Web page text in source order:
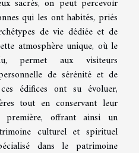
sacrés, on peut percevoir
qui les ont habités, priés
de vie dédiée et de
atmosphère unique, où le
permet aux visiteurs
de sérénité et de
édifices ont su évoluer,
tout en conservant leur
première, offrant ainsi un
culturel et spirituel
dans le patrimoine